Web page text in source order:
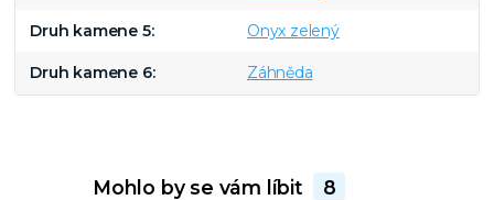
Druh kamene 5 Onyx zelený
Druh kamene 6 Záhněda
Mohlo by se vám líbit 8